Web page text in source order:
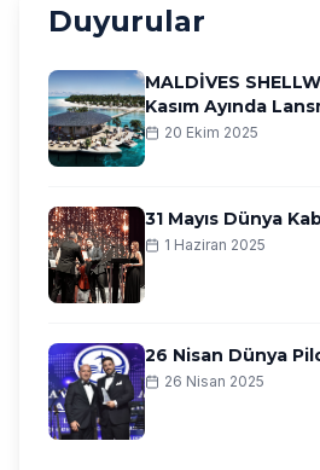
Duyurular
MALDİVES
Kasım Ayında
20 Ekim 2025
31 Mayıs Dünya
1 Haziran 2025
26 Nisan Dünya
26 Nisan 2025